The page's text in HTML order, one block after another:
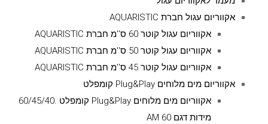
אקווריום עגול חברת AQUARISTIC
אקווריום עגול קוטר 60 ס''מ חברת AQUARISTIC
אקווריום עגול קוטר 50 ס''מ חברת AQUARISTIC
אקווריום עגול קוטר 45 ס''מ חברת AQUARISTIC
אקווריום מים מלוחים Plug&Play קומפלט
אקווריום מים מלוחים Plug&Play קומפלט .60/45/40
מידות דגם AM 60